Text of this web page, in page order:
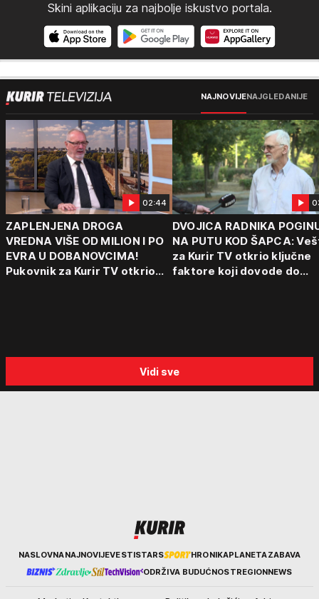
Skini aplikaciju za najbolje iskustvo portala.
NAJNOVIJENAJGLEDANIJE
02:44
ZAPLENJENA DROGA
VREDNA VIŠE OD MILION I PO
EVRA U DOBANOVCIMA!
Pukovnik za Kurir TV otkrio
DVOJICA RADNIKA
NA PUTU KOD ŠAPCA:
za Kurir TV otkrio ključne
faktore koji dovode do
Vidi sve
KurirNASLOVNANAJNOVIJEVESTISTARS HRONIKAPLANETAZABAVA
ODRŽIVA BUDUĆNOSTREGIONNEWS